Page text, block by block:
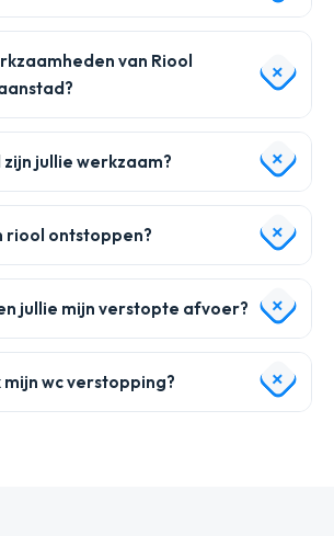
van Riool
jullie werkzaam?
riool ontstoppen?
jullie mijn verstopte afvoer?
wc verstopping?